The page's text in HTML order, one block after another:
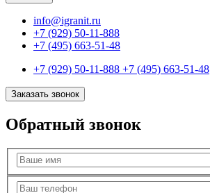
info@igranit.ru
+7 (929) 50-11-888
+7 (495) 663-51-48
+7 (929) 50-11-888 +7 (495) 663-51-48
Заказать звонок
Обратный звонок